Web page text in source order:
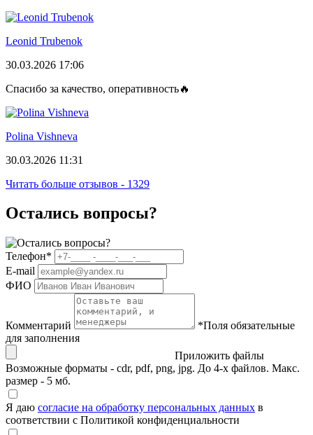
Leonid Trubenok
30.03.2026 17:06
Спасибо за качество, оперативность🔥
Polina Vishneva
30.03.2026 11:31
Читать больше отзывов - 1329
Остались вопросы?
Телефон*
E-mail
ФИО
Комментарий *Поля обязательные
для заполнения
Приложить файлы
Возможные форматы - cdr, pdf, png, jpg. До 4-х файлов. Макс.
размер - 5 мб.
Я даю согласие на обработку персональных данных в
соответствии с Политикой конфиденциальности